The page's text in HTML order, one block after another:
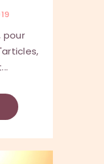
pour